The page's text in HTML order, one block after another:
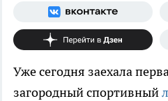
Уже сегодня заехала
загородный спортивный